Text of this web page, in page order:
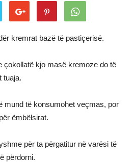
kremrat bazë të pastiçerisë.
çokollatë kjo masë kremoze do të
tuaja.
mund të konsumohet veçmas, por
ëmbëlsirat.
për ta përgatitur në varësi të
përdorni.